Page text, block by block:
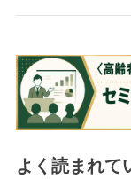
よく読まれて